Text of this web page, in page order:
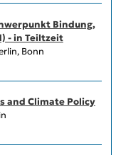
Bindung,
- in Teiltzeit
Bonn
and Climate Policy